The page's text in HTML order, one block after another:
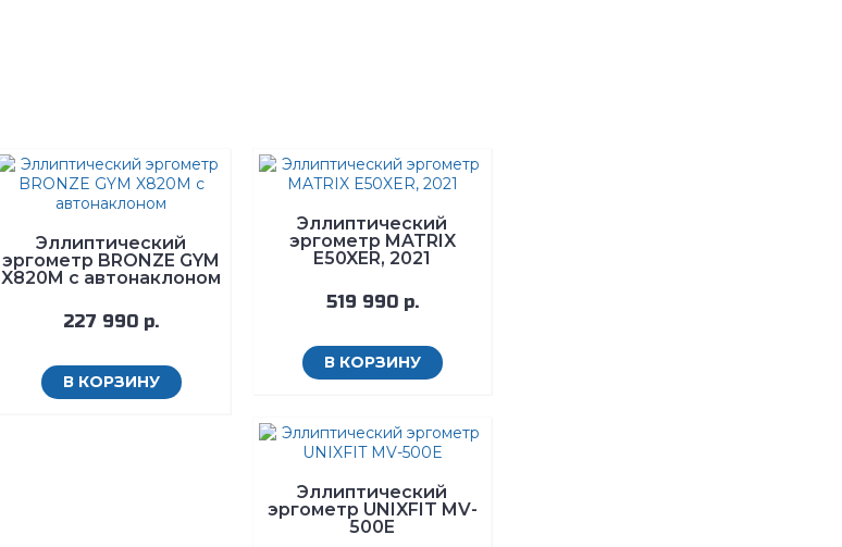
Эллиптический
эргометр BRONZE GYM
X820M с автонаклоном
227 990 р.
В КОРЗИНУ
Эллиптический
эргометр MATRIX
E50XER, 2021
519 990 р.
В КОРЗИНУ
Эллиптический
эргометр UNIXFIT MV-
500E